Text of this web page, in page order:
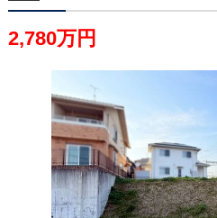
2,780万円